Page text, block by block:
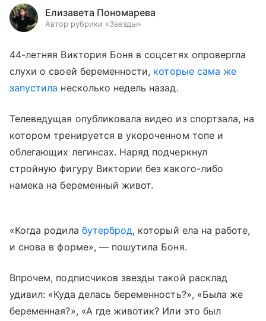
Елизавета Пономарева
Автор рубрики «Звезды»
44-летняя Виктория Боня в соцсетях опровергла
слухи о своей беременности, которые сама же
запустила несколько недель назад.
Телеведущая опубликовала видео из спортзала, на
котором тренируется в укороченном топе и
облегающих легинсах. Наряд подчеркнул
стройную фигуру Виктории без какого-либо
намека на беременный живот.
«Когда родила бутерброд, который ела на работе,
и снова в форме», — пошутила Боня.
Впрочем, подписчиков звезды такой расклад
удивил: «Куда делась беременность?», «Была же
беременная?», «А где животик? Или это был